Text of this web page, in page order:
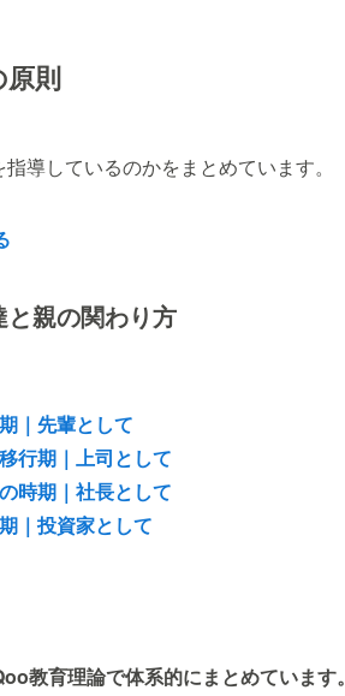
則
導しているのかをまとめています。
と親の関わり方
｜先輩として
行期｜上司として
時期｜社長として
｜投資家として
教育理論で体系的にまとめています。